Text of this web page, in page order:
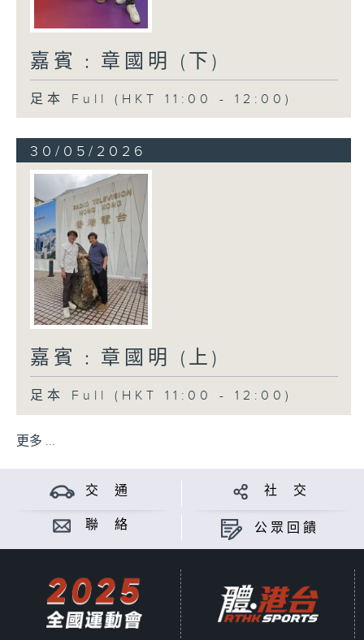
嘉賓﹕章國明 (下)
足本 Full (HKT 11:00 - 12:00)
30/05/2026
嘉賓﹕章國明 (上)
足本 Full (HKT 11:00 - 12:00)
更多 ...
交 通 社 交
聯 絡 公眾回饋